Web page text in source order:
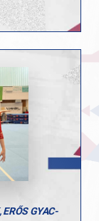
ERŐS GYAC-